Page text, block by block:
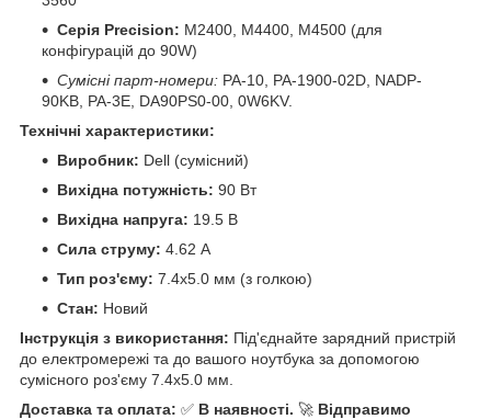
Серія Precision: M2400, M4400, M4500 (для
конфігурацій до 90W)
Сумісні парт-номери: PA-10, PA-1900-02D, NADP-
90KB, PA-3E, DA90PS0-00, 0W6KV.
Технічні характеристики:
Виробник: Dell (сумісний)
Вихідна потужність: 90 Вт
Вихідна напруга: 19.5 В
Сила струму: 4.62 А
Тип роз'єму: 7.4x5.0 мм (з голкою)
Стан: Новий
Інструкція з використання: Під'єднайте зарядний пристрій
до електромережі та до вашого ноутбука за допомогою
сумісного роз'єму 7.4x5.0 мм.
Доставка та оплата: ✅ В наявності. 🚀 Відправимо